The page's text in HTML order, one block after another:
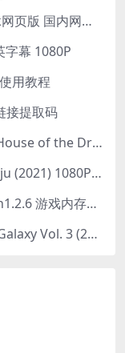
ProxiTok 开源国际版抖音TikTok网页版 国内网络直连
字幕 1080P
用教程
接提取码
HBO 权力的游戏前传 龙之家族 House of the Dragon (2022) 中字 1080P 更新4集
迪拜的女孩 Dziewczyny z Dubaju (2021) 1080P 中字
IOS 越狱软件iMemScan version1.2.6 游戏内存修改器
银河护卫队3 Guardians of the Galaxy Vol. 3 (2023)4K高清资源1080p只分享精品